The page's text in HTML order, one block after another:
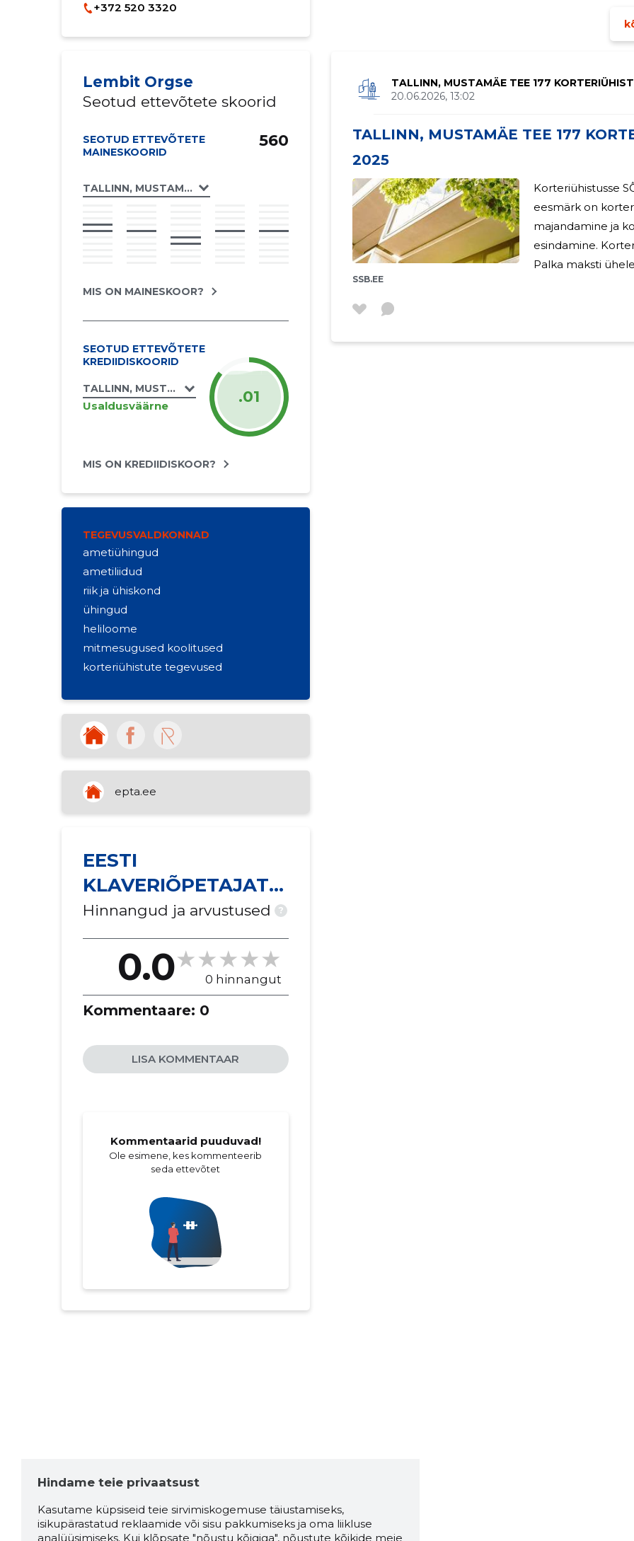
+372 520 3320
Lembit Orgse
Seotud ettevõtete skoorid
SEOTUD ETTEVÕTETE
MAINESKOORID
TALLINN, MUSTAMÄE TEE 177 KORTERIÜHISTU
560
MIS ON MAINESKOOR?
SEOTUD ETTEVÕTETE
KREDIIDISKOORID
TALLINN, MUSTAMÄE TEE 177 KORTERIÜHISTU
Usaldusväärne .01
MIS ON KREDIIDISKOOR?
TEGEVUSVALDKONNAD
ametiühingud
ametiliidud
riik ja ühiskond
ühingud
heliloome
mitmesugused koolitused
korteriühistute tegevused
epta.ee
EESTI
KLAVERIÕPETAJATE
ÜHING MTÜ
Hinnangud ja arvustused ?
0.0 0 hinnangut
Kommentaare: 0
LISA KOMMENTAAR
Kommentaarid puuduvad!
Ole esimene, kes kommenteerib
seda ettevõtet
TALLINN, MUSTAMÄE TEE 177
20.06.2026, 13:02
TALLINN, MUSTAMÄE TEE 177
2025
SSB.EE
Korteriühistusse
eesmärk on
majandamine ja
esindamine.
Palka maksti
Hindame teie privaatsust
Kasutame küpsiseid teie sirvimiskogemuse täiustamiseks,
isikupärastatud reklaamide või sisu pakkumiseks ja oma liikluse
analüüsimiseks. Kui klõpsate "nõustu kõigiga", nõustute kõikide meie